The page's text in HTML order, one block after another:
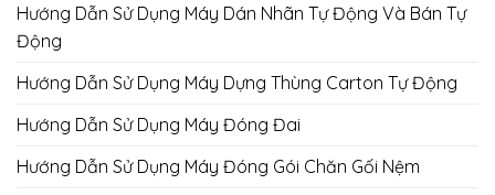
Hướng Dẫn Sử Dụng Máy Dán Nhãn Tự Động Và Bán Tự
Động
Hướng Dẫn Sử Dụng Máy Dựng Thùng Carton Tự Động
Hướng Dẫn Sử Dụng Máy Đóng Đai
Hướng Dẫn Sử Dụng Máy Đóng Gói Chăn Gối Nệm